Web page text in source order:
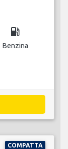
local_gas_station
Benzina
COMPATTA